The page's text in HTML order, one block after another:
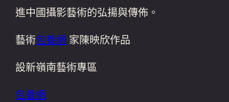
進中國攝影藝術的弘揚與傳佈。
藝術包養網 家陳映欣作品
設新嶺南藝術專區
包養網